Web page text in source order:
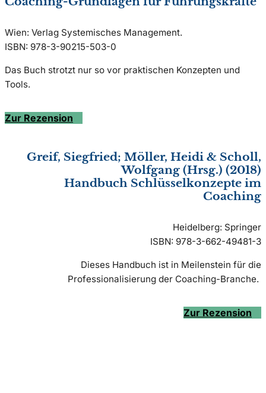
Wien: Verlag Systemisches Management.
ISBN: 978-3-90215-503-0
Das Buch strotzt nur so vor praktischen Konzepten und
Tools.
Zur Rezension
Greif, Siegfried; Möller, Heidi & Scholl,
Wolfgang (Hrsg.) (2018)
Handbuch Schlüsselkonzepte im
Coaching
Heidelberg: Springer
ISBN: 978-3-662-49481-3
Dieses Handbuch ist in Meilenstein für die
Professionalisierung der Coaching-Branche.
Zur Rezension